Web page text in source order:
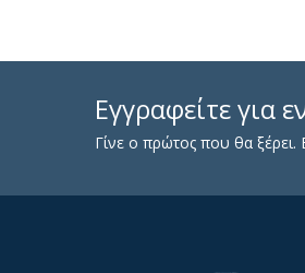
Εγγραφείτε για
Γίνε ο πρώτος που θα ξέρει.